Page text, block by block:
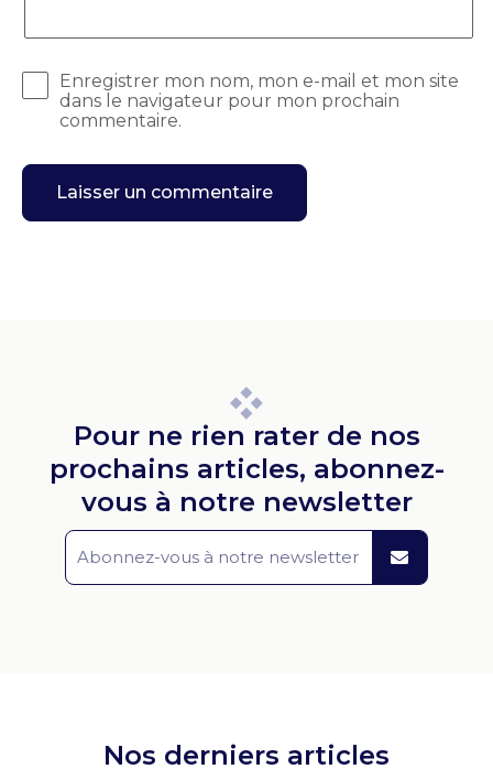
Enregistrer mon nom, mon e-mail et mon site
dans le navigateur pour mon prochain
commentaire.
Pour ne rien rater de nos
prochains articles, abonnez-
vous à notre newsletter
Nos derniers articles